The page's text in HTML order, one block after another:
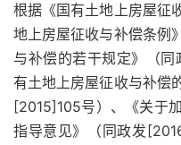
根据《国有土地上房屋征
地上房屋征收与补偿条例
与补偿的若干规定》（
有土地上房屋征收与补偿
[2015]105号）、《关于
指导意见》（同政发